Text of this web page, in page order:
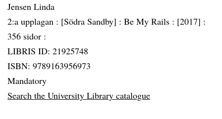
Jensen Linda
2:a upplagan : [Södra Sandby] : Be My Rails : [2017] :
356 sidor :
LIBRIS ID: 21925748
ISBN: 9789163956973
Mandatory
Search the University Library catalogue